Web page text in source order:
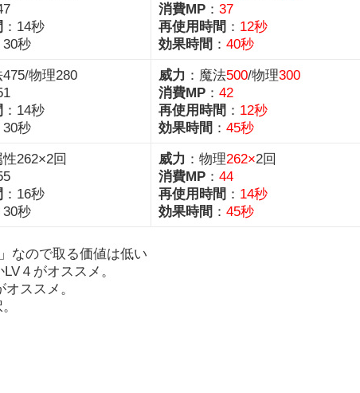
：14秒
30秒
消費MP： 37
再使用時間 ： 12秒
効果時間 ： 40秒
475/物理280
：14秒
30秒
威力 ：魔法500/物理300
消費MP： 42
再使用時間 ： 12秒
効果時間 ： 45秒
性262×2回
：16秒
30秒
威力 ：物理262×2回
消費MP： 44
再使用時間 ： 14秒
効果時間 ： 45秒
なので取る価値は低い
４がオススメ。
ススメ。